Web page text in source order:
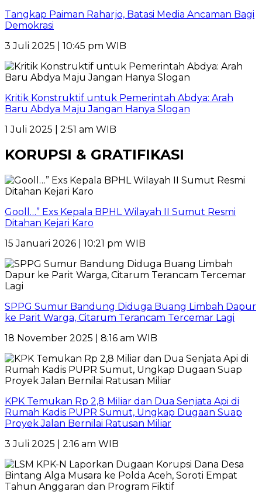
Tangkap Paiman Raharjo, Batasi Media Ancaman Bagi
Demokrasi
3 Juli 2025 | 10:45 pm WIB
Kritik Konstruktif untuk Pemerintah Abdya: Arah
Baru Abdya Maju Jangan Hanya Slogan
1 Juli 2025 | 2:51 am WIB
KORUPSI & GRATIFIKASI
Gooll…” Exs Kepala BPHL Wilayah II Sumut Resmi
Ditahan Kejari Karo
15 Januari 2026 | 10:21 pm WIB
SPPG Sumur Bandung Diduga Buang Limbah Dapur
ke Parit Warga, Citarum Terancam Tercemar Lagi
18 November 2025 | 8:16 am WIB
KPK Temukan Rp 2,8 Miliar dan Dua Senjata Api di
Rumah Kadis PUPR Sumut, Ungkap Dugaan Suap
Proyek Jalan Bernilai Ratusan Miliar
3 Juli 2025 | 2:16 am WIB